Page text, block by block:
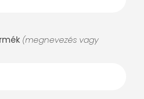
(megnevezés vagy